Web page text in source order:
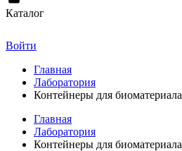
Каталог
Войти
Главная
Лаборатория
Контейнеры для биоматериала
Главная
Лаборатория
Контейнеры для биоматериала